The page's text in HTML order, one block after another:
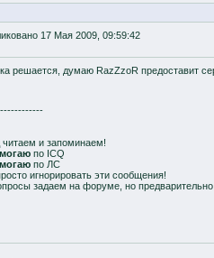
17 Мая 2009, 09:59:42
решается, думаю RazZzoR предоставит
читаем и запоминаем!
по ICQ
по ЛС
игнорировать эти сообщения!
задаем на форуме, но